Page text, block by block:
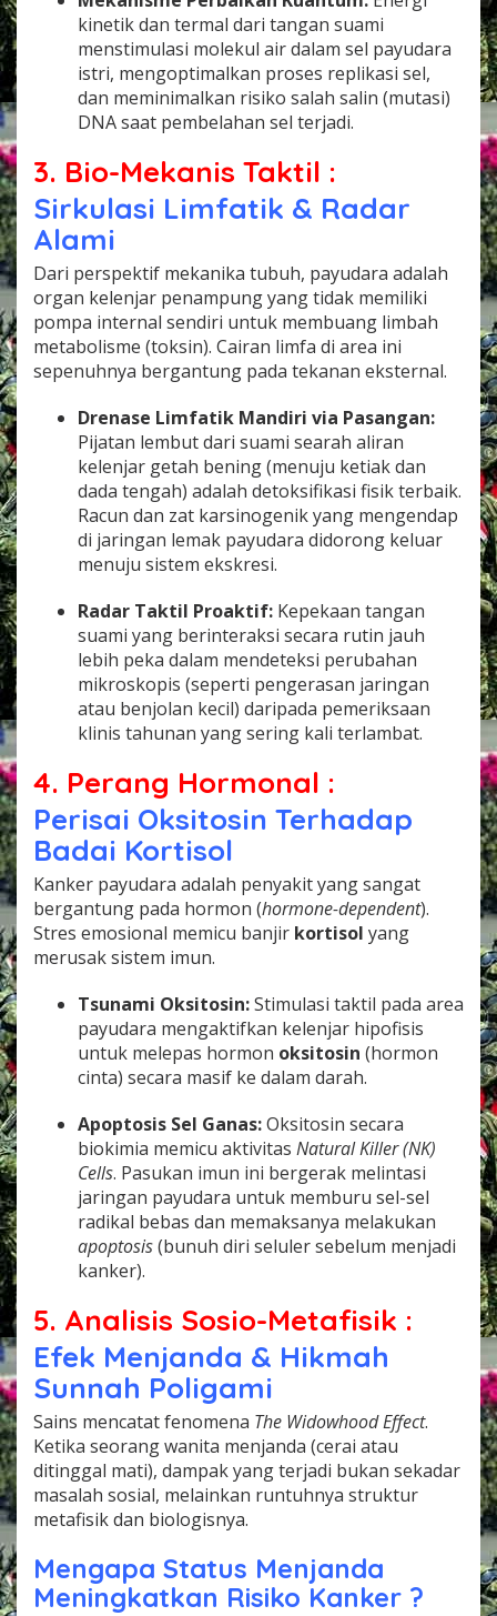
kinetik dan termal dari tangan suami
menstimulasi molekul air dalam sel payudara
istri, mengoptimalkan proses replikasi sel,
dan meminimalkan risiko salah salin (mutasi)
DNA saat pembelahan sel terjadi.
3. Bio-Mekanis Taktil :
Sirkulasi Limfatik & Radar
Alami
Dari perspektif mekanika tubuh, payudara adalah
organ kelenjar penampung yang tidak memiliki
pompa internal sendiri untuk membuang limbah
metabolisme (toksin). Cairan limfa di area ini
sepenuhnya bergantung pada tekanan eksternal.
Drenase Limfatik Mandiri via Pasangan:
Pijatan lembut dari suami searah aliran
kelenjar getah bening (menuju ketiak dan
dada tengah) adalah detoksifikasi fisik terbaik.
Racun dan zat karsinogenik yang mengendap
di jaringan lemak payudara didorong keluar
menuju sistem ekskresi.
Radar Taktil Proaktif: Kepekaan tangan
suami yang berinteraksi secara rutin jauh
lebih peka dalam mendeteksi perubahan
mikroskopis (seperti pengerasan jaringan
atau benjolan kecil) daripada pemeriksaan
klinis tahunan yang sering kali terlambat.
4. Perang Hormonal :
Perisai Oksitosin Terhadap
Badai Kortisol
Kanker payudara adalah penyakit yang sangat
bergantung pada hormon (hormone-dependent).
Stres emosional memicu banjir kortisol yang
merusak sistem imun.
Tsunami Oksitosin:Stimulasi taktil pada area
payudara mengaktifkan kelenjar hipofisis
untuk melepas hormon oksitosin (hormon
cinta) secara masif ke dalam darah.
Apoptosis Sel Ganas:Oksitosin secara
biokimia memicu aktivitas Natural Killer (NK)
Cells. Pasukan imun ini bergerak melintasi
jaringan payudara untuk memburu sel-sel
radikal bebas dan memaksanya melakukan
apoptosis(bunuh diri seluler sebelum menjadi
kanker).
5. Analisis Sosio-Metafisik :
Efek Menjanda & Hikmah
Sunnah Poligami
Sains mencatat fenomena The Widowhood Effect.
Ketika seorang wanita menjanda (cerai atau
ditinggal mati), dampak yang terjadi bukan sekadar
masalah sosial, melainkan runtuhnya struktur
metafisik dan biologisnya.
Mengapa Status Menjanda
Meningkatkan Risiko Kanker ?